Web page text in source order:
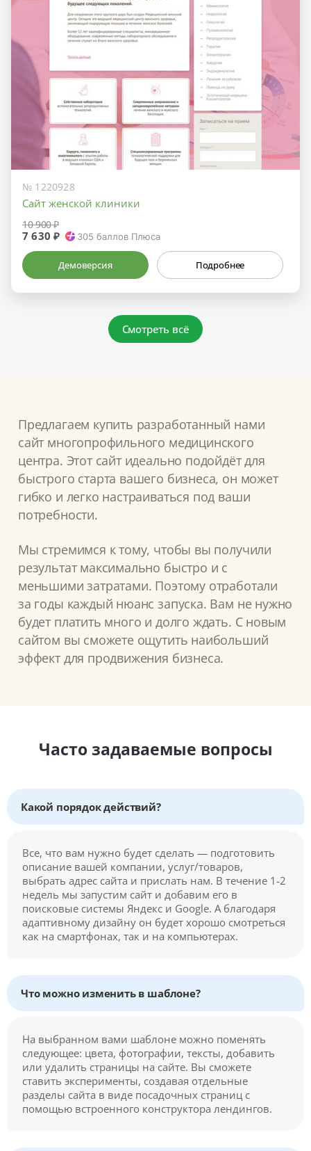
№ 1220928
Сайт женской клиники
10 900 ₽
7 630 ₽ 305 баллов Плюса
Демоверсия Подробнее
Смотреть всё
Предлагаем купить разработанный нами
сайт многопрофильного медицинского
центра. Этот сайт идеально подойдёт для
быстрого старта вашего бизнеса, он может
гибко и легко настраиваться под ваши
потребности.
Мы стремимся к тому, чтобы вы получили
результат максимально быстро и с
меньшими затратами. Поэтому отработали
за годы каждый нюанс запуска. Вам не нужно
будет платить много и долго ждать. С новым
сайтом вы сможете ощутить наибольший
эффект для продвижения бизнеса.
Часто задаваемые вопросы
Какой порядок действий?
Все, что вам нужно будет сделать — подготовить
описание вашей компании, услуг/товаров,
выбрать адрес сайта и прислать нам. В течение 1-2
недель мы запустим сайт и добавим его в
поисковые системы Яндекс и Google. А благодаря
адаптивному дизайну он будет хорошо смотреться
как на смартфонах, так и на компьютерах.
Что можно изменить в шаблоне?
На выбранном вами шаблоне можно поменять
следующее: цвета, фотографии, тексты, добавить
или удалить страницы на сайте. Вы сможете
ставить эксперименты, создавая отдельные
разделы сайта в виде посадочных страниц с
помощью встроенного конструктора лендингов.